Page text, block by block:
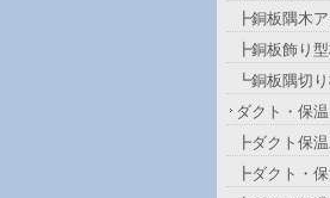
┣銅板隅木
┣銅板飾り
┗銅板隅切
ダクト・保温
┣ダクト保
┣ダクト・